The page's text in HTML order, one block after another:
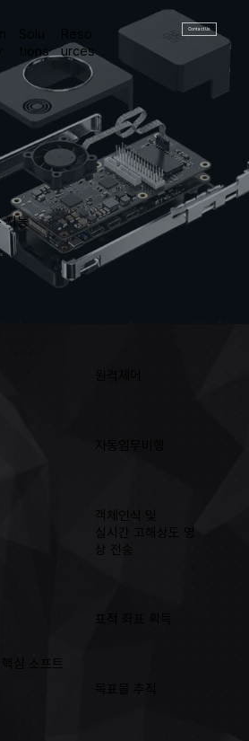
지능
tions
urces
Contact Us
심 소프트
객체인식 및
​실시간 고해상도 영
상 전송
표적 좌표 획득
목표물 추적